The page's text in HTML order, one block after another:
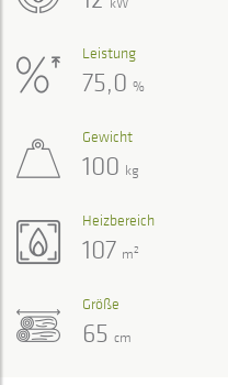
Leistung
75,0 %
Heizbereich
107 m2
Gewicht
100 kg
Größe
65 cm